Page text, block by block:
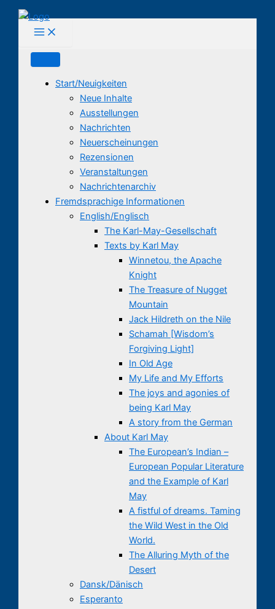
Inhalt
springen
Start/Neuigkeiten
Neue Inhalte
Ausstellungen
Nachrichten
Neuerscheinungen
Rezensionen
Veranstaltungen
Nachrichtenarchiv
Fremdsprachige Informationen
English/Englisch
The Karl-May-Gesellschaft
Texts by Karl May
Winnetou, the Apache
Knight
The Treasure of Nugget
Mountain
Jack Hildreth on the Nile
Schamah [Wisdom’s
Forgiving Light]
In Old Age
My Life and My Efforts
The joys and agonies of
being Karl May
A story from the German
About Karl May
The European’s Indian –
European Popular Literature
and the Example of Karl
May
A fistful of dreams. Taming
the Wild West in the Old
World.
The Alluring Myth of the
Desert
Dansk/Dänisch
Esperanto